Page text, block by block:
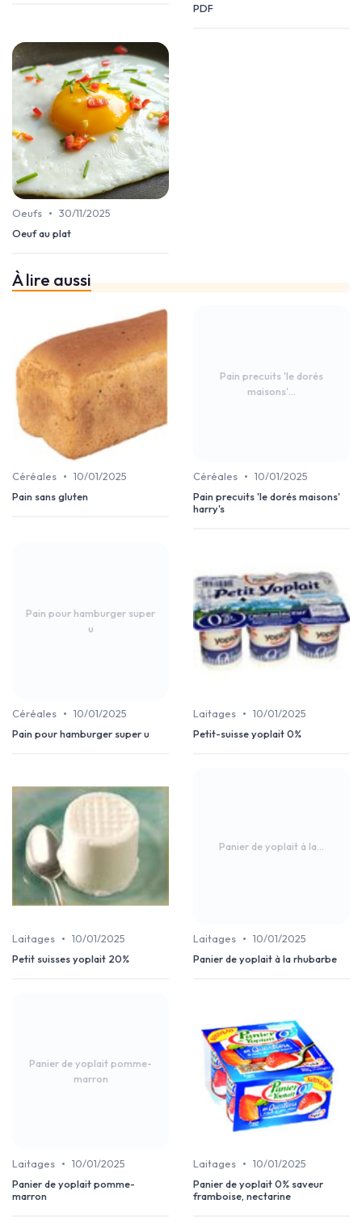
PDF
Oeufs • 30/11/2025
Oeuf au plat
À lire aussi
Céréales • 10/01/2025
Pain sans gluten
Pain precuits 'le dorés
maisons'...
Céréales • 10/01/2025
Pain precuits 'le dorés maisons'
harry's
Pain pour hamburger super
u
Céréales • 10/01/2025
Pain pour hamburger super u
Laitages • 10/01/2025
Petit-suisse yoplait 0%
Laitages • 10/01/2025
Petit suisses yoplait 20%
Panier de yoplait à la...
Laitages • 10/01/2025
Panier de yoplait à la rhubarbe
Panier de yoplait pomme-
marron
Laitages • 10/01/2025
Panier de yoplait pomme-
marron
Laitages • 10/01/2025
Panier de yoplait 0% saveur
framboise, nectarine